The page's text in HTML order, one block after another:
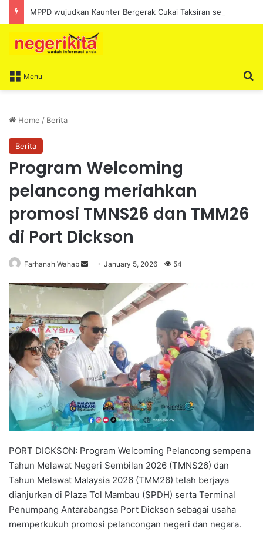
Menu
Home / Berita
Berita
Program Welcoming
pelancong meriahkan
promosi TMNS26 dan TMM26
di Port Dickson
Farhanah Wahab
n
a
n
e
m
a
l
January 5, 2026 54
PORT DICKSON: Program Welcoming Pelancong sempena
Tahun Melawat Negeri Sembilan 2026 (TMNS26) dan
Tahun Melawat Malaysia 2026 (TMM26) telah berjaya
dianjurkan di Plaza Tol Mambau (SPDH) serta Terminal
Penumpang Antarabangsa Port Dickson sebagai usaha
memperkukuh promosi pelancongan negeri dan negara.